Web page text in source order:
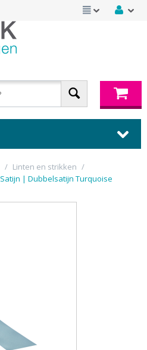
/ Linten en strikken /
Satijn | Dubbelsatijn Turquoise